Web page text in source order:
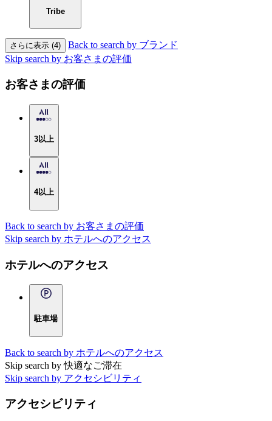
Tribe
さらに表示 (4)
Back to search by ブランド
Skip search by お客さまの評価
お客さまの評価
3以上
4以上
Back to search by お客さまの評価
Skip search by ホテルへのアクセス
ホテルへのアクセス
駐車場
Back to search by ホテルへのアクセス
Skip search by 快適なご滞在
Skip search by アクセシビリティ
アクセシビリティ